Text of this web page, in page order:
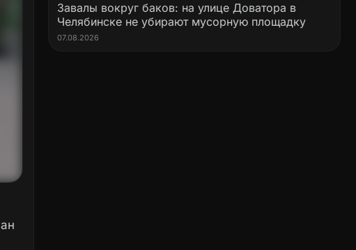
Завалы вокруг баков: на улице Доватора в
Челябинске не убирают мусорную площадку
07.08.2026